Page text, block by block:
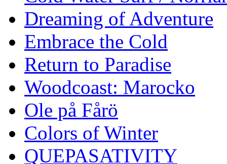
Dreaming of Adventure
Embrace the Cold
Return to Paradise
Woodcoast: Marocko
Ole på Fårö
Colors of Winter
QUEPASATIVITY